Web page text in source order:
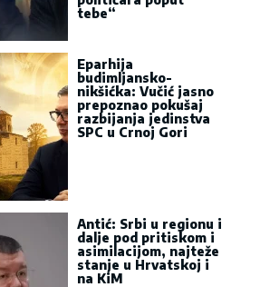
tebe“
Eparhija
budimljansko-
nikšićka: Vučić jasno
prepoznao pokušaj
razbijanja jedinstva
SPC u Crnoj Gori
Antić: Srbi u regionu i
dalje pod pritiskom i
asimilacijom, najteže
stanje u Hrvatskoj i
na KiM